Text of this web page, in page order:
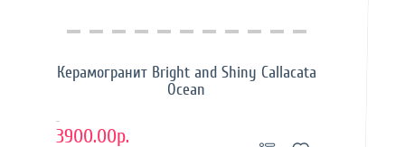
Купить в 1 клик
Керамогранит Bright and Shiny Callacata
Ocean
..
3900.00р.